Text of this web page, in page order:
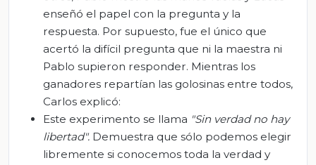
enseñó el papel con la pregunta y la
respuesta. Por supuesto, fue el único que
acertó la difícil pregunta que ni la maestra ni
Pablo supieron responder. Mientras los
ganadores repartían las golosinas entre todos,
Carlos explicó:
Este experimento se llama "Sin verdad no hay
libertad". Demuestra que sólo podemos elegir
libremente si conocemos toda la verdad y